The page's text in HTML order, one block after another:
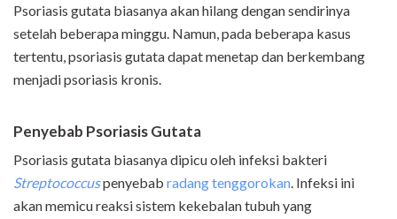
Psoriasis gutata biasanya akan hilang dengan sendirinya
setelah beberapa minggu. Namun, pada beberapa kasus
tertentu, psoriasis gutata dapat menetap dan berkembang
menjadi psoriasis kronis.
Penyebab Psoriasis Gutata
Psoriasis gutata biasanya dipicu oleh infeksi bakteri
Streptococcuspenyebab radang tenggorokan. Infeksi ini
akan memicu reaksi sistem kekebalan tubuh yang